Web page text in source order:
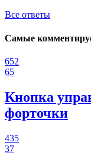
Все ответы
Самые
652
65
Кнопка
форточки
435
37